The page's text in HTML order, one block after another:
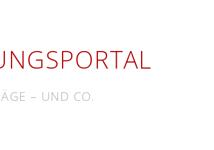
– UND CO.